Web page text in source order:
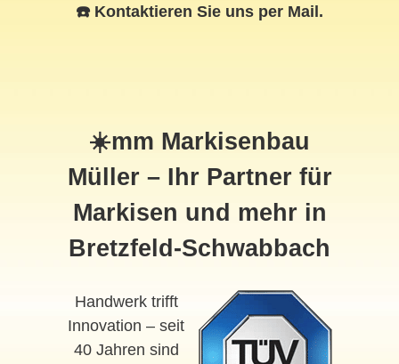
☎️ Kontaktieren Sie uns per Mail.
☀️mm Markisenbau
Müller – Ihr Partner für
Markisen und mehr in
Bretzfeld-Schwabbach
Handwerk trifft
Innovation – seit
40 Jahren sind